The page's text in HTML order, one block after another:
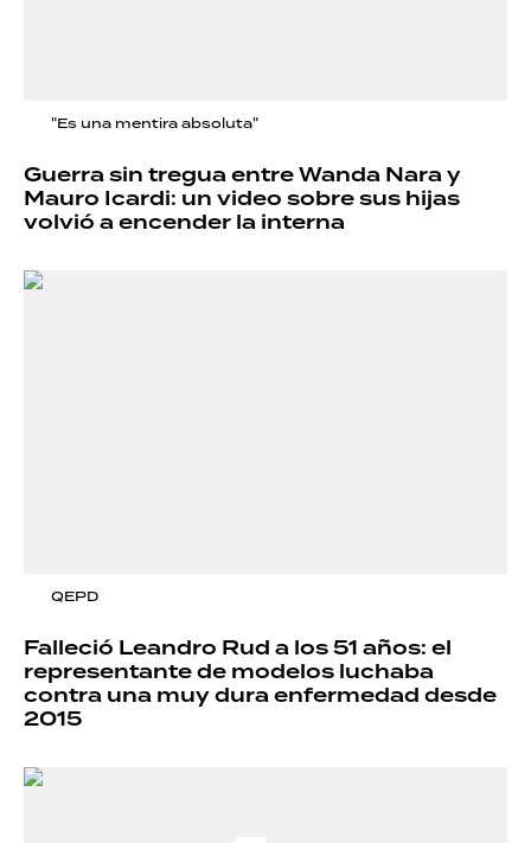
"Es una mentira absoluta"
Guerra sin tregua entre Wanda Nara y
Mauro Icardi: un video sobre sus hijas
volvió a encender la interna
QEPD
Falleció Leandro Rud a los 51 años: el
representante de modelos luchaba
contra una muy dura enfermedad desde
2015